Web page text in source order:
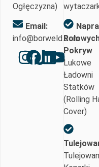
Ogłęczyzna)
Email:
info@borweld.com
Pokryw
Lukowe
Ładowni
Statków
(Rolling
Cover)